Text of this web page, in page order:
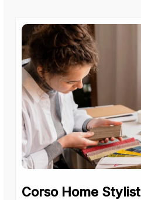
Corso Home Stylist